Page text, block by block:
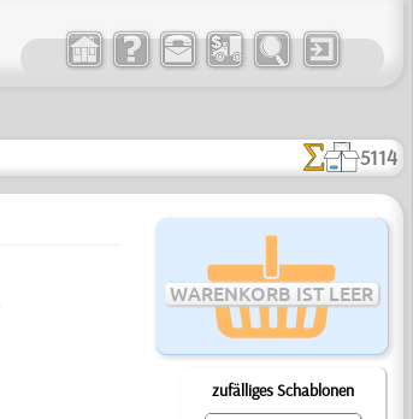
5114
WARENKORB IST LEER
zufälliges Schablonen